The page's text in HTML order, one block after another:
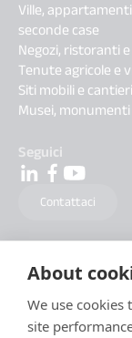
About
We use
site
Ville,
seconde case
Negozi, ristoranti
Tenute agricole e
Siti mobili e cantieri
Musei,
Seguici
Contattaci